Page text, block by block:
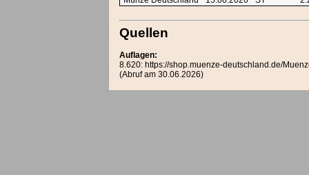
Quellen
Auflagen:
8.620: https://shop.muenze-deutschland.de/
(Abruf am 30.06.2026)